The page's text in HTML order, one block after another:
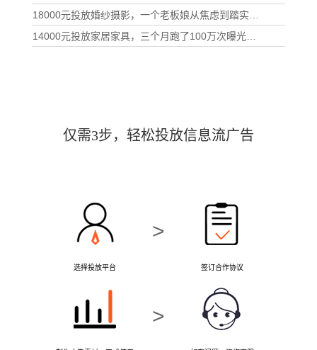
14000元投放家居家具，三个月跑了100万次曝光之后
仅需3步，轻松投放信息流广告
选择投放平台
>
签订合作协议
>